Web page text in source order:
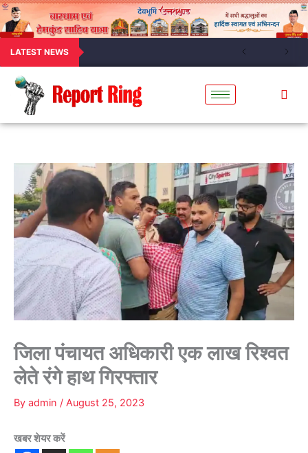
LATEST NEWS
जिला पंचायत अधिकारी एक लाख रिश्वत
लेते रंगे हाथ गिरफ्तार
By admin / August 25, 2023
खबर शेयर करें